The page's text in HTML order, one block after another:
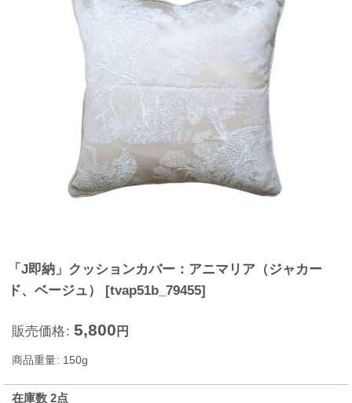
「J即納」クッションカバー：アニマリア（ジャカー
ド、ベージュ）
[tvap51b_79455]
販売価格: 5,800 円
商品重量: 150g
在庫数 2点